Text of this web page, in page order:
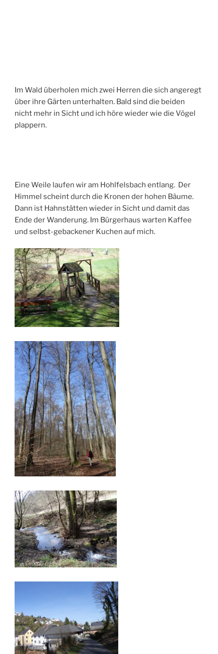
Im Wald überholen mich zwei Herren die sich angeregt
über ihre Gärten unterhalten. Bald sind die beiden
nicht mehr in Sicht und ich höre wieder wie die Vögel
plappern.
Eine Weile laufen wir am Hohlfelsbach entlang. Der
Himmel scheint durch die Kronen der hohen Bäume.
Dann ist Hahnstätten wieder in Sicht und damit das
Ende der Wanderung. Im Bürgerhaus warten Kaffee
und selbst-gebackener Kuchen auf mich.